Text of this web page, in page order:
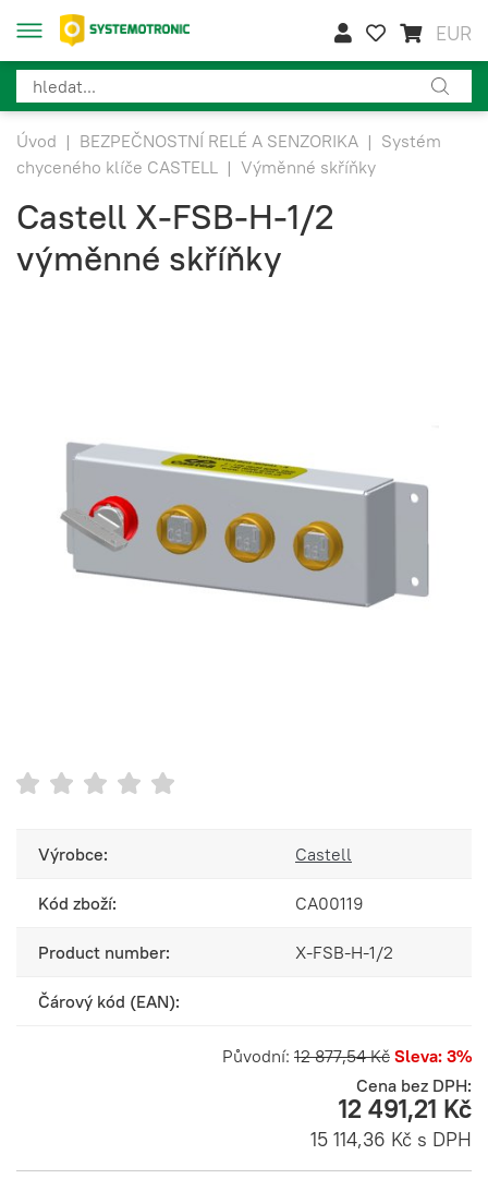
EUR
Úvod | BEZPEČNOSTNÍ RELÉ A SENZORIKA | Systém
chyceného klíče CASTELL | Výměnné skříňky
Castell X-FSB-H-1/2
výměnné skříňky
Výrobce: Castell
Kód zboží: CA00119
Product number: X-FSB-H-1/2
Čárový kód (EAN):
Původní: 12 877,54 Kč Sleva: 3%
Cena bez DPH:
12 491,21 Kč
15 114,36 Kč s DPH